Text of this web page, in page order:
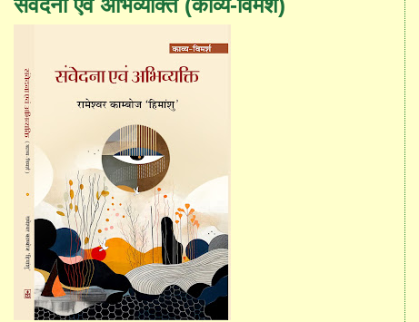
संवेदना एवं अभिव्यक्ति (काव्य-विमर्श)